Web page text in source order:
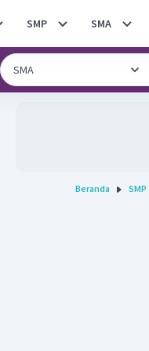
SMP SMA
Beranda SMP